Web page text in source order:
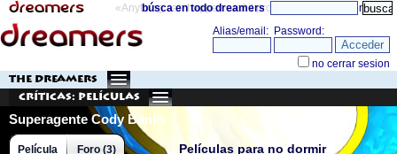
«Anything can happen and it probably will» directorio
búsca en todo dreamers
THE DREAMERS
Críticas: Películas
Superagente Cody Banks
Películas para no dormir
Película Foro (3)